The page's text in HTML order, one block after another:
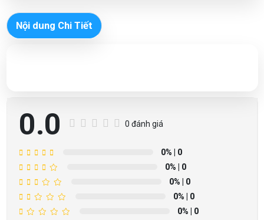
Nội dung Chi Tiết
0.0 0 đánh giá
0% | 0
0% | 0
0% | 0
0% | 0
0% | 0